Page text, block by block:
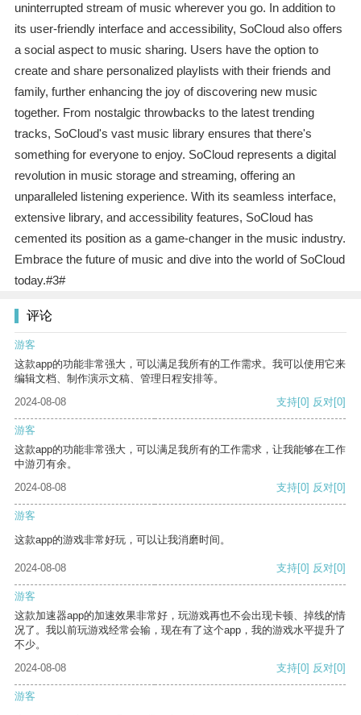
uninterrupted stream of music wherever you go. In addition to
its user-friendly interface and accessibility, SoCloud also offers
a social aspect to music sharing. Users have the option to
create and share personalized playlists with their friends and
family, further enhancing the joy of discovering new music
together. From nostalgic throwbacks to the latest trending
tracks, SoCloud's vast music library ensures that there's
something for everyone to enjoy. SoCloud represents a digital
revolution in music storage and streaming, offering an
unparalleled listening experience. With its seamless interface,
extensive library, and accessibility features, SoCloud has
cemented its position as a game-changer in the music industry.
Embrace the future of music and dive into the world of SoCloud
today.#3#
评论
游客
这款app的功能非常强大，可以满足我所有的工作需求。我可以使用它来
编辑文档、制作演示文稿、管理日程安排等。
2024-08-08
支持[0] 反对[0]
游客
这款app的功能非常强大，可以满足我所有的工作需求，让我能够在工作
中游刃有余。
2024-08-08
支持[0] 反对[0]
游客
这款app的游戏非常好玩，可以让我消磨时间。
2024-08-08 支持[0] 反对[0]
游客
这款加速器app的加速效果非常好，玩游戏再也不会出现卡顿、掉线的情
况了。我以前玩游戏经常会输，现在有了这个app，我的游戏水平提升了
不少。
2024-08-08
支持[0] 反对[0]
游客